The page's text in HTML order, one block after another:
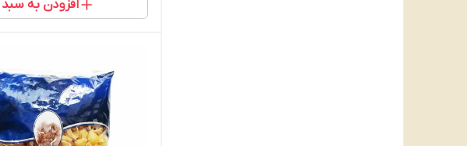
افزودن به سبد